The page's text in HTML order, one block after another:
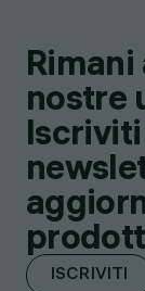
nostre
ISCRIVITI